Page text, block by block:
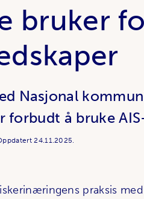
bruker
Nasjonal
forbudt å bruke
24.11.2025.
praksis